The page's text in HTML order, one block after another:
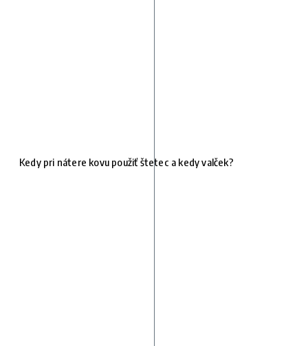
Kedy pri nátere kovu použiť štetec a kedy valček?